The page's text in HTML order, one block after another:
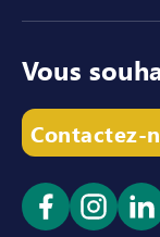
Vous
Contactez-
Ouvrir le
Ouvrir